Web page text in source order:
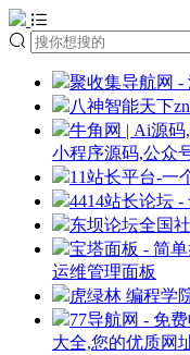
聚收集导航网 -
八神智能天下
牛角网 | Ai源码
小程序源码,公众
11站长平台-一
4414站长论坛
东坝论坛全国
宝塔面板 - 简
运维管理面板
虎绿林 编程学
77导航网 - 免
大全,您的优质网